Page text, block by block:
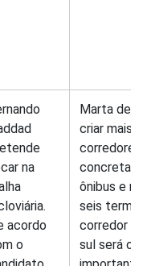
na
acordo
o
Marta
criar mais
corredores
ônibus e
seis
corredor
sul será o